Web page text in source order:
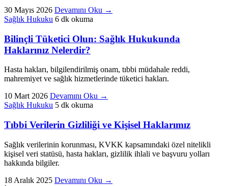
30 Mayıs 2026 Devamını Oku →
Sağlık Hukuku 6 dk okuma
Bilinçli Tüketici Olun: Sağlık Hukukunda
Haklarınız Nelerdir?
Hasta hakları, bilgilendirilmiş onam, tıbbi müdahale reddi,
mahremiyet ve sağlık hizmetlerinde tüketici hakları.
10 Mart 2026 Devamını Oku →
Sağlık Hukuku 5 dk okuma
Tıbbi Verilerin Gizliliği ve Kişisel Haklarımız
Sağlık verilerinin korunması, KVKK kapsamındaki özel nitelikli
kişisel veri statüsü, hasta hakları, gizlilik ihlali ve başvuru yolları
hakkında bilgiler.
18 Aralık 2025 Devamını Oku →